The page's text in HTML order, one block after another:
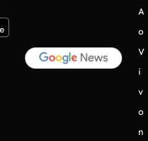
A
o
V
i
v
o
n